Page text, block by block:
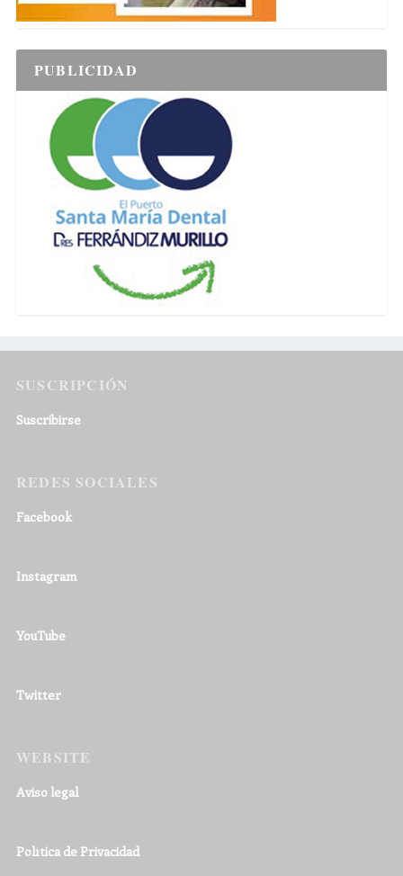
PUBLICIDAD
SUSCRIPCIÓN
Suscribirse
REDES SOCIALES
Facebook
Instagram
YouTube
Twitter
WEBSITE
Aviso legal
Política de Privacidad